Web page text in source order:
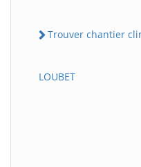
Trouver chantier
LOUBET